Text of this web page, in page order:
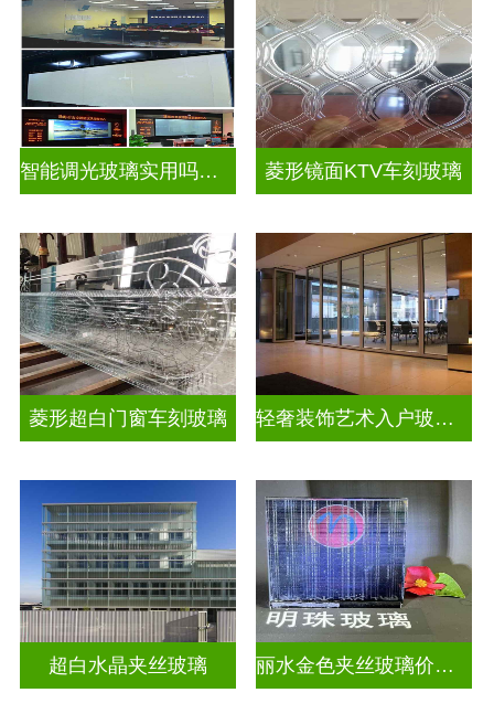
智能调光玻璃实用吗视频 菱形镜面KTV车刻玻璃
菱形超白门窗车刻玻璃 轻奢装饰艺术入户玻璃屏风隔断
超白水晶夹丝玻璃 丽水金色夹丝玻璃价钱表